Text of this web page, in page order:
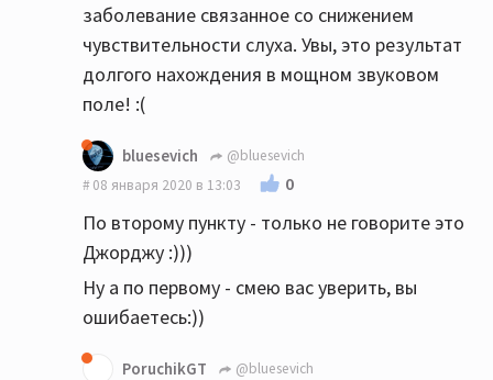
заболевание связанное со снижением
чувствительности слуха. Увы, это результат
долгого нахождения в мощном звуковом
поле! :(
bluesevich
@bluesevich
08 января 2020 в 13:03
0
По второму пункту - только не говорите это
Джорджу :)))
Ну а по первому - смею вас уверить, вы
ошибаетесь:))
PoruchikGT
@bluesevich